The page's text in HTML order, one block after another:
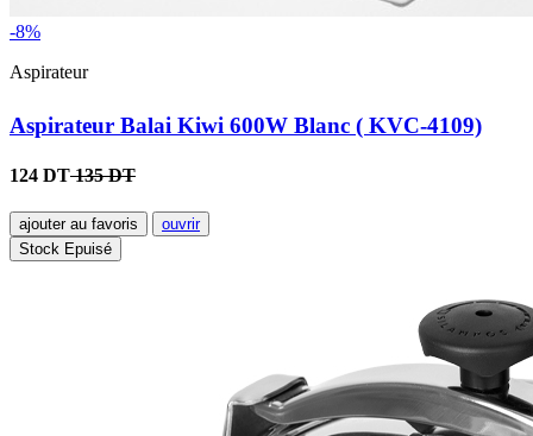
-8%
Aspirateur
Aspirateur Balai Kiwi 600W Blanc ( KVC-4109)
124 DT135 DT
ajouter au favoris
ouvrir
Stock Epuisé